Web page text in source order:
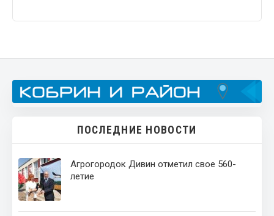
ПОСЛЕДНИЕ НОВОСТИ
Агрогородок Дивин отметил свое 560-
летие